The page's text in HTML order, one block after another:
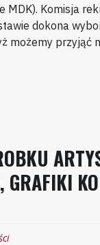
MDK). Komisja
dokona
możemy przyjąć